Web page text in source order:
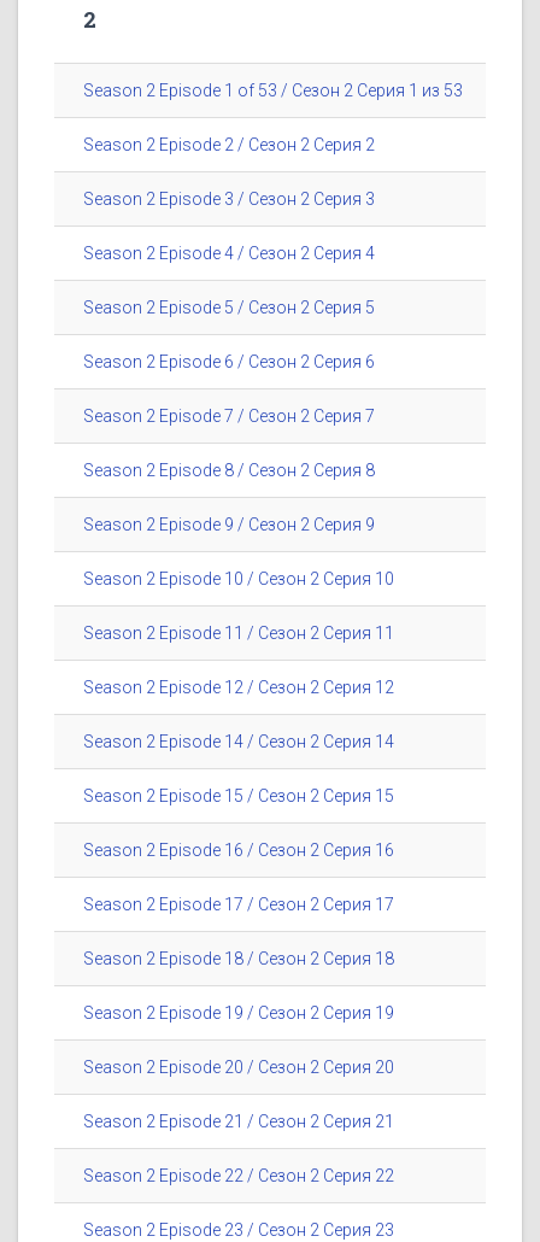
2
Season 2 Episode 1 of 53 / Сезон 2 Серия 1 из 53
Season 2 Episode 2 / Сезон 2 Серия 2
Season 2 Episode 3 / Сезон 2 Серия 3
Season 2 Episode 4 / Сезон 2 Серия 4
Season 2 Episode 5 / Сезон 2 Серия 5
Season 2 Episode 6 / Сезон 2 Серия 6
Season 2 Episode 7 / Сезон 2 Серия 7
Season 2 Episode 8 / Сезон 2 Серия 8
Season 2 Episode 9 / Сезон 2 Серия 9
Season 2 Episode 10 / Сезон 2 Серия 10
Season 2 Episode 11 / Сезон 2 Серия 11
Season 2 Episode 12 / Сезон 2 Серия 12
Season 2 Episode 14 / Сезон 2 Серия 14
Season 2 Episode 15 / Сезон 2 Серия 15
Season 2 Episode 16 / Сезон 2 Серия 16
Season 2 Episode 17 / Сезон 2 Серия 17
Season 2 Episode 18 / Сезон 2 Серия 18
Season 2 Episode 19 / Сезон 2 Серия 19
Season 2 Episode 20 / Сезон 2 Серия 20
Season 2 Episode 21 / Сезон 2 Серия 21
Season 2 Episode 22 / Сезон 2 Серия 22
Season 2 Episode 23 / Сезон 2 Серия 23